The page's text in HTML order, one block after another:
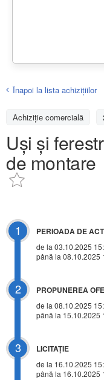
Înapoi la lista achiziţiilor
Achizițiе comercială
Uși și
de montare
1 PERIOADA DE
de la 03.10.2025
până la 08.10.2025
2 PROPUNEREA
de la 08.10.2025
până la 15.10.2025
3 LICITAŢIE
de la 16.10.2025
până la 16.10.2025